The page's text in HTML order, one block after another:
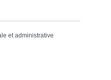
et administrative